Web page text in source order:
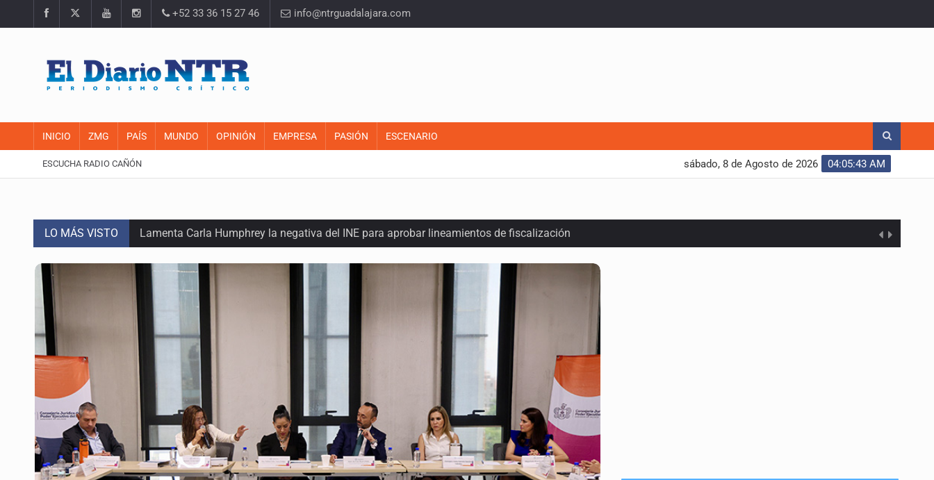
+52 33 36 15 27 46 info@ntrguadalajara.com
INICIO ZMG PAÍS MUNDO OPINIÓN EMPRESA PASIÓN ESCENARIO
ESCUCHA RADIO CAÑÓN 04:05:44 AM
sábado, 8 de Agosto de 2026
LO MÁS VISTO Lamenta Carla Humphrey la negativa del INE para aprobar lineamientos de fiscalización
Desapariciones en Jalisco, con complicidad de policías, afirma Lazos de Amor
Sorprende serpiente a mujer en su domicilio en Santa Teresita
Sheinbaum anticipa más detenciones por caso Ayotzinapa y promete justicia
Resalta Fujimori restablecimiento de relaciones con México
Asume Abelardo De la Espriella como Presidente de Colombia
Policías bajo la mira: La CEDHJ documenta su implicación en desapariciones forzadas
Procesan a el “R1”, presunto líder criminal en Jalisco y Michoacán
Detienen a tres miembros de red transnacional de tráfico de personas